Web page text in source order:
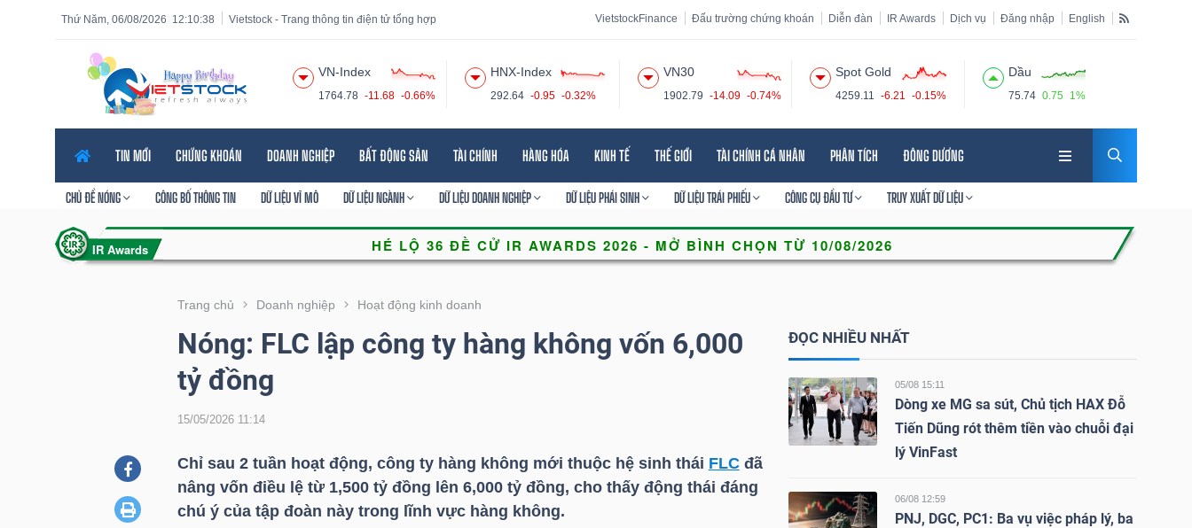
12:10:39
Thứ Năm, 06/08/2026 Vietstock - Trang thông tin điện tử tổng hợp VietstockFinance Đấu trường chứng khoán Diễn đàn IR Awards Dịch vụ Đăng nhập English
VN-Index
1764.78 -11.68 -0.66%
HNX-Index
292.64 -0.95 -0.32%
VN30
1902.79 -14.09 -0.74%
Spot Gold
4259.11 -6.21 -0.15%
Dầu
75.74 0.75 1%
TIN MỚI CHỨNG KHOÁN DOANH NGHIỆP BẤT ĐỘNG SẢN TÀI CHÍNH HÀNG HÓA KINH TẾ THẾ GIỚI TÀI CHÍNH CÁ NHÂN PHÂN TÍCH ĐÔNG DƯƠNG
CHỦ ĐỀ NÓNG CÔNG BỐ THÔNG TIN DỮ LIỆU VĨ MÔ DỮ LIỆU NGÀNH DỮ LIỆU DOANH NGHIỆP DỮ LIỆU PHÁI SINH DỮ LIỆU TRÁI PHIẾU CÔNG CỤ ĐẦU TƯ TRUY XUẤT DỮ LIỆU
Trang chủ Doanh nghiệp Hoạt động kinh doanh
Nóng: FLC lập công ty hàng không vốn 6,000
tỷ đồng
15/05/2026 11:14
Chỉ sau 2 tuần hoạt động, công ty hàng không mới thuộc hệ sinh thái FLCđã
nâng vốn điều lệ từ 1,500 tỷ đồng lên 6,000 tỷ đồng, cho thấy động thái đáng
chú ý của tập đoàn này trong lĩnh vực hàng không.
ĐỌC NHIỀU NHẤT
05/08 15:11
Dòng xe MG sa sút, Chủ tịch HAX Đỗ
Tiến Dũng rót thêm tiền vào chuỗi đại
lý VinFast
06/08 12:59
PNJ, DGC, PC1: Ba vụ việc pháp lý, ba
Tính năng
năng
VIETSTOCK